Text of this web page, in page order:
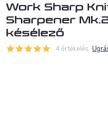
Work Sharp
Sharpener
késélező
4 értékelés